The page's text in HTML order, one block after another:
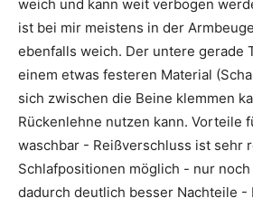
weich und kann weit verbogen
ist bei mir meistens in der
ebenfalls weich. Der untere gerade
einem etwas festeren Material
sich zwischen die Beine klemmen
Rückenlehne nutzen kann. Vorteile
waschbar - Reißverschluss ist sehr
Schlafpositionen möglich - nur
dadurch deutlich besser Nachteile -